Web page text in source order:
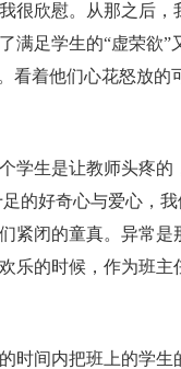
很欣慰。从那之后
满足学生的“虚荣欲
看着他们心花怒放的
学生是让教师头疼
的好奇心与爱心，
紧闭的童真。异常
乐的时候，作为班主
时间内把班上的学